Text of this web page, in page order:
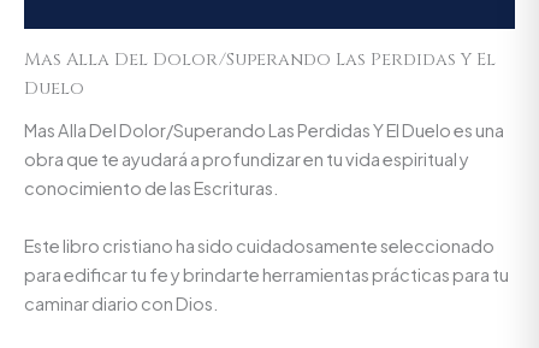
Mas Alla Del Dolor/Superando Las Perdidas Y El
Duelo
Mas Alla Del Dolor/Superando Las Perdidas Y El Duelo es una
obra que te ayudará a profundizar en tu vida espiritual y
conocimiento de las Escrituras.
Este libro cristiano ha sido cuidadosamente seleccionado
para edificar tu fe y brindarte herramientas prácticas para tu
caminar diario con Dios.